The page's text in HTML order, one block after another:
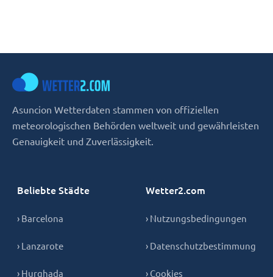
Asuncion Wetterdaten stammen von offiziellen
meteorologischen Behörden weltweit und gewährleisten
Genauigkeit und Zuverlässigkeit.
Beliebte Städte
› Barcelona
› Lanzarote
› Hurghada
Wetter2.com
› Nutzungsbedingungen
› Datenschutzbestimmung
› Cookies